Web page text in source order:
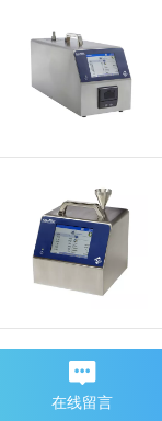
在线留言